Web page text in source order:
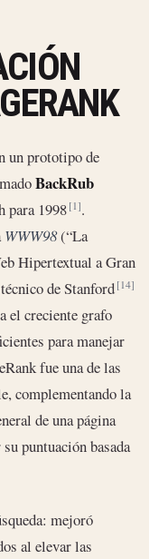
un prototipo de
BackRub
para 1998[1].
WWW98(“La
Hipertextual a Gran
de Stanford[14]
el creciente grafo
para manejar
fue una de las
complementando la
de una página
puntuación basada
mejoró
al elevar las